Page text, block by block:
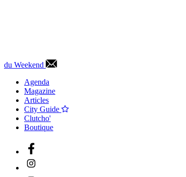
du Weekend
Agenda
Magazine
Articles
City Guide
Clutcho'
Boutique